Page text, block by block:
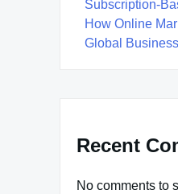
Subscription-
How Online
Global
Recent
No comments to